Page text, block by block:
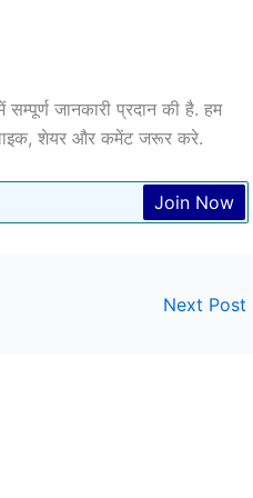
सम्पूर्ण जानकारी प्रदान की है. हम
शेयर और कमेंट जरूर करे.
Join Now
Next Post